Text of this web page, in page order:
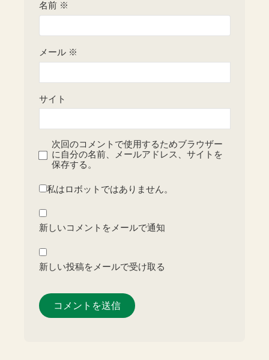
名前 ※
メール ※
サイト
次回のコメントで使用するためブラウザー
に自分の名前、メールアドレス、サイトを
保存する。
私はロボットではありません。
新しいコメントをメールで通知
新しい投稿をメールで受け取る